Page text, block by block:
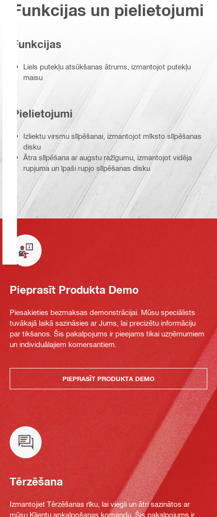
Funkcijas un pielietojumi
Funkcijas
Liels putekļu atsūkšanas ātrums, izmantojot putekļu
maisu
Pielietojumi
Izliektu virsmu slīpēšanai, izmantojot mīksto slīpēšanas
disku
Ātra slīpēšana ar augstu ražīgumu, izmantojot vidēja
rupjuma un īpaši rupjo slīpēšanas disku
Pieprasīt Produkta Demo
Piesakieties bezmaksas demonstrācijai. Mūsu speciālists
tuvākajā laikā sazināsies ar Jums, lai precizētu informāciju
par tikšanos. Šis pakalpojums ir pieejams tikai uzņēmumiem
un individuālajiem komersantiem.
PIEPRASĪT PRODUKTA DEMO
Tērzēšana
Izmantojiet Tērzēšanas rīku, lai viegli un ātri sazinātos ar
mūsu Klientu apkalpošanas komandu. Šis pakalpojums ir